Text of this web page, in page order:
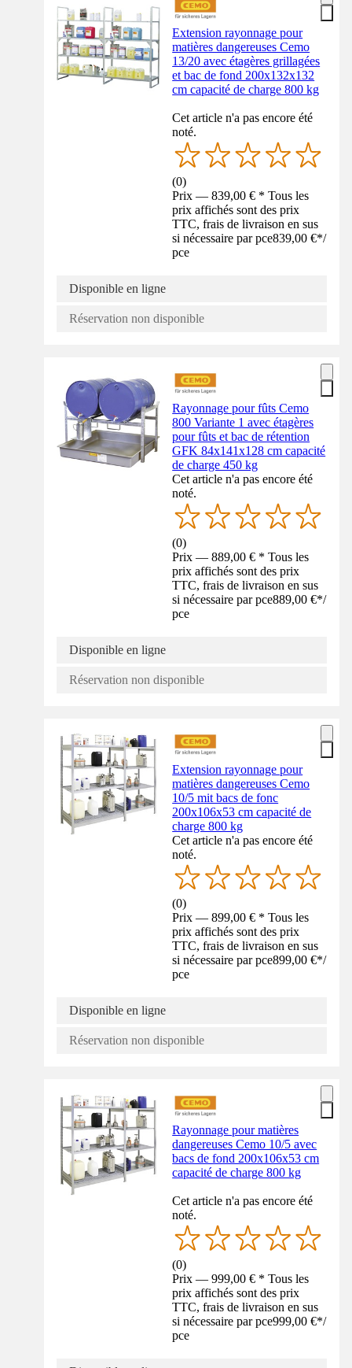
Extension rayonnage pour
matières dangereuses Cemo
13/20 avec étagères grillagées
et bac de fond 200x132x132
cm capacité de charge 800 kg
Cet article n'a pas encore été
noté.
(0)
Prix — 839,00 € * Tous les
prix affichés sont des prix
TTC, frais de livraison en sus
si nécessaire par pce839,00 €*/
pce
Disponible en ligne
Réservation non disponible
Rayonnage pour fûts Cemo
800 Variante 1 avec étagères
pour fûts et bac de rétention
GFK 84x141x128 cm capacité
de charge 450 kg
Cet article n'a pas encore été
noté.
(0)
Prix — 889,00 € * Tous les
prix affichés sont des prix
TTC, frais de livraison en sus
si nécessaire par pce889,00 €*/
pce
Disponible en ligne
Réservation non disponible
Extension rayonnage pour
matières dangereuses Cemo
10/5 mit bacs de fonc
200x106x53 cm capacité de
charge 800 kg
Cet article n'a pas encore été
noté.
(0)
Prix — 899,00 € * Tous les
prix affichés sont des prix
TTC, frais de livraison en sus
si nécessaire par pce899,00 €*/
pce
Disponible en ligne
Réservation non disponible
Rayonnage pour matières
dangereuses Cemo 10/5 avec
bacs de fond 200x106x53 cm
capacité de charge 800 kg
Cet article n'a pas encore été
noté.
(0)
Prix — 999,00 € * Tous les
prix affichés sont des prix
TTC, frais de livraison en sus
si nécessaire par pce999,00 €*/
pce